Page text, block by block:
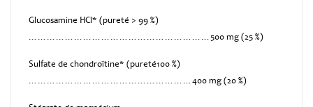
Glucosamine HCl* (pureté > 99 %)
……………………………………………………500 mg (25 %)
Sulfate de chondroïtine* (pureté100 %)
………………………………………………400 mg (20 %)